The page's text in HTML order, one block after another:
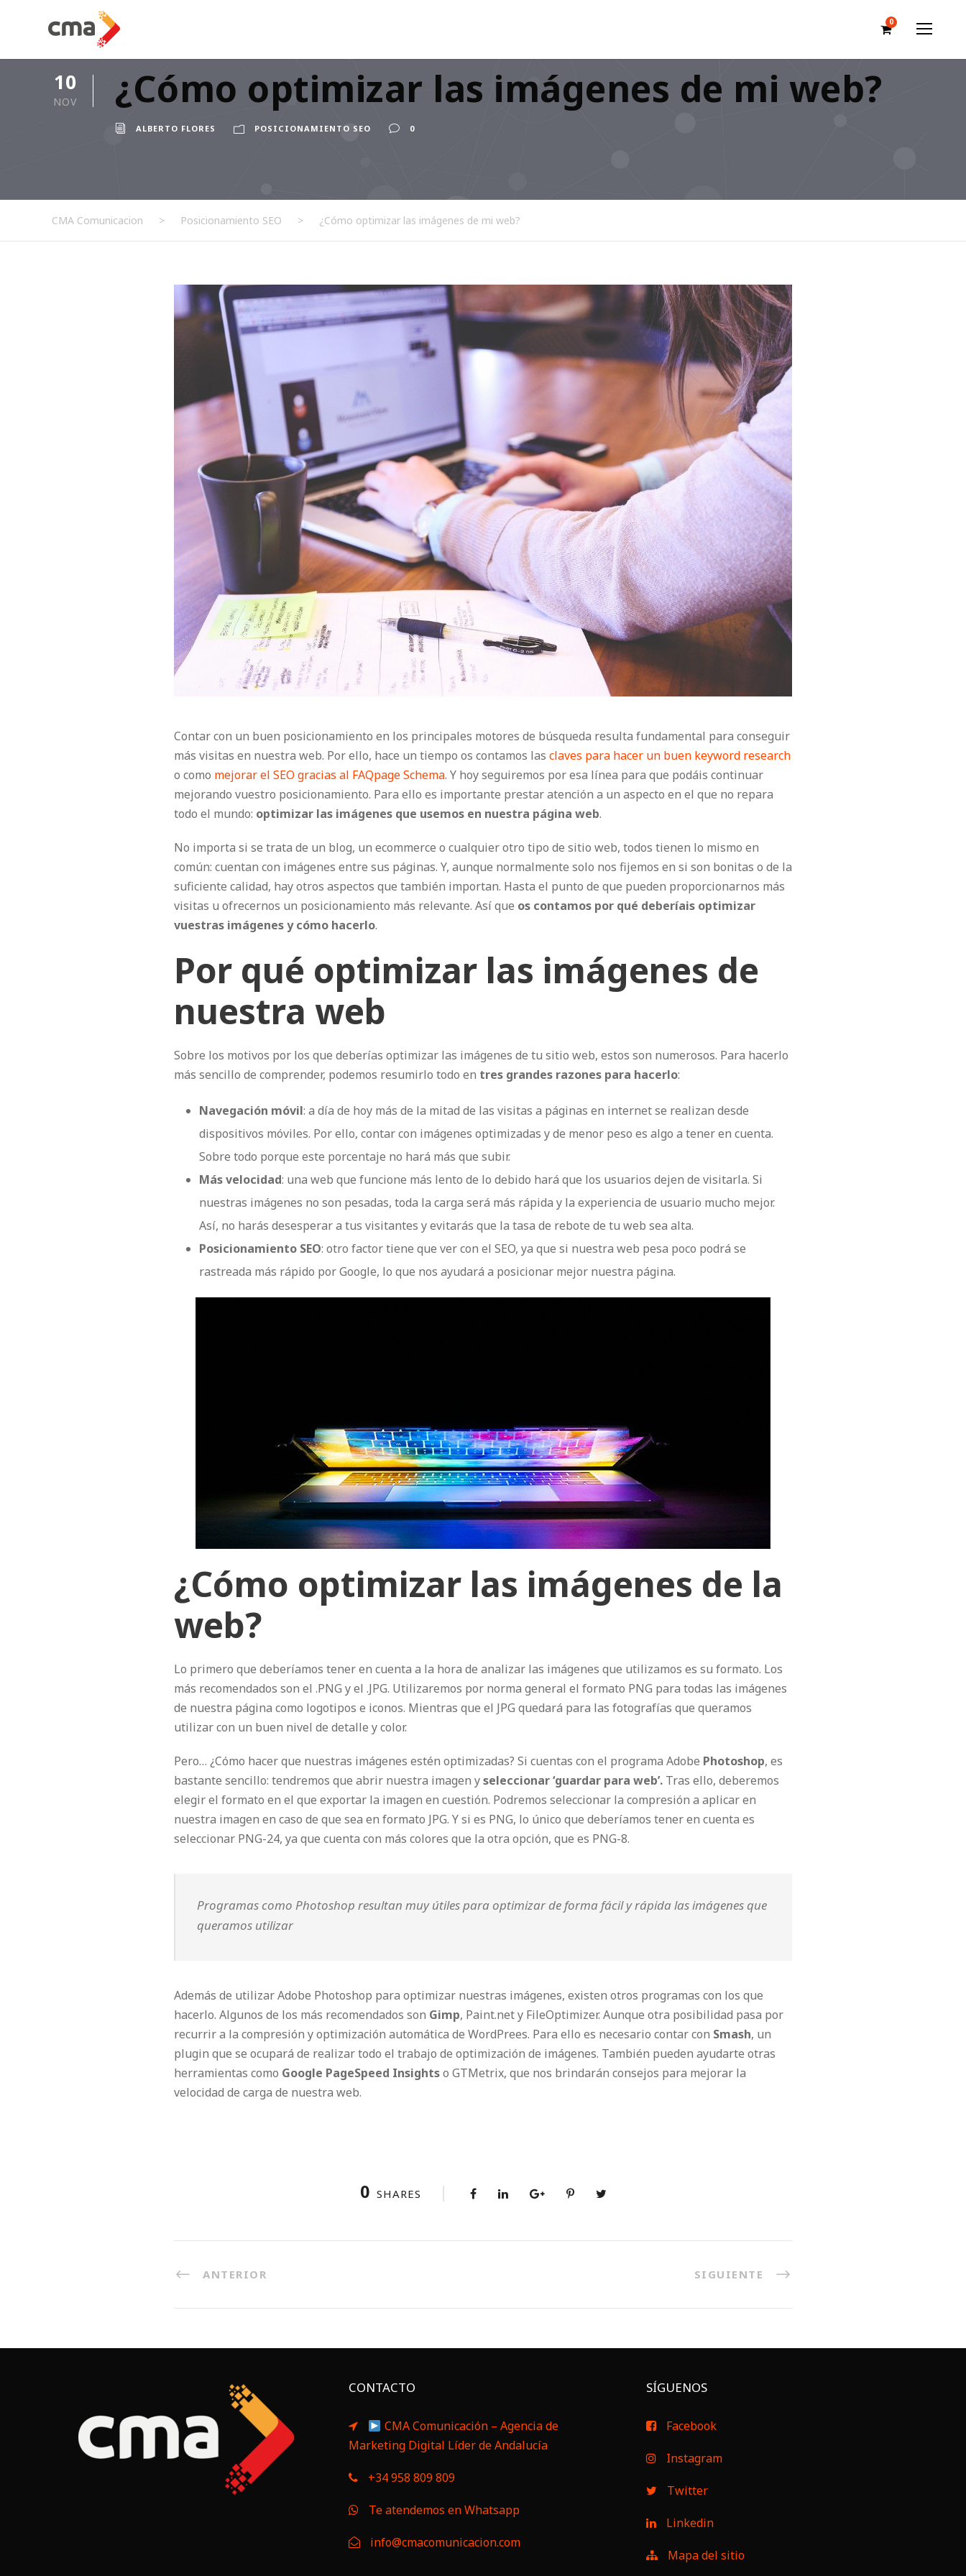
0
10
NOV ¿Cómo optimizar las imágenes de mi web?
ALBERTO FLORES POSICIONAMIENTO SEO 0
CMA Comunicacion > Posicionamiento SEO > ¿Cómo optimizar las imágenes de mi web?
Contar con un buen posicionamiento en los principales motores de búsqueda resulta fundamental para conseguir
más visitas en nuestra web. Por ello, hace un tiempo os contamos las claves para hacer un buen keyword research
o como mejorar el SEO gracias al FAQpage Schema. Y hoy seguiremos por esa línea para que podáis continuar
mejorando vuestro posicionamiento. Para ello es importante prestar atención a un aspecto en el que no repara
todo el mundo: optimizar las imágenes que usemos en nuestra página web.
No importa si se trata de un blog, un ecommerce o cualquier otro tipo de sitio web, todos tienen lo mismo en
común: cuentan con imágenes entre sus páginas. Y, aunque normalmente solo nos fijemos en si son bonitas o de la
suficiente calidad, hay otros aspectos que también importan. Hasta el punto de que pueden proporcionarnos más
visitas u ofrecernos un posicionamiento más relevante. Así que os contamos por qué deberíais optimizar
vuestras imágenes y cómo hacerlo.
Por qué optimizar las imágenes de
nuestra web
Sobre los motivos por los que deberías optimizar las imágenes de tu sitio web, estos son numerosos. Para hacerlo
más sencillo de comprender, podemos resumirlo todo en tres grandes razones para hacerlo:
Navegación móvil: a día de hoy más de la mitad de las visitas a páginas en internet se realizan desde
dispositivos móviles. Por ello, contar con imágenes optimizadas y de menor peso es algo a tener en cuenta.
Sobre todo porque este porcentaje no hará más que subir.
Más velocidad: una web que funcione más lento de lo debido hará que los usuarios dejen de visitarla. Si
nuestras imágenes no son pesadas, toda la carga será más rápida y la experiencia de usuario mucho mejor.
Así, no harás desesperar a tus visitantes y evitarás que la tasa de rebote de tu web sea alta.
Posicionamiento SEO: otro factor tiene que ver con el SEO, ya que si nuestra web pesa poco podrá se
rastreada más rápido por Google, lo que nos ayudará a posicionar mejor nuestra página.
¿Cómo optimizar las imágenes de la
web?
Lo primero que deberíamos tener en cuenta a la hora de analizar las imágenes que utilizamos es su formato. Los
más recomendados son el .PNG y el .JPG. Utilizaremos por norma general el formato PNG para todas las imágenes
de nuestra página como logotipos e iconos. Mientras que el JPG quedará para las fotografías que queramos
utilizar con un buen nivel de detalle y color.
Pero… ¿Cómo hacer que nuestras imágenes estén optimizadas? Si cuentas con el programa Adobe Photoshop, es
bastante sencillo: tendremos que abrir nuestra imagen yseleccionar ‘guardar para web’. Tras ello, deberemos
elegir el formato en el que exportar la imagen en cuestión. Podremos seleccionar la compresión a aplicar en
nuestra imagen en caso de que sea en formato JPG. Y si es PNG, lo único que deberíamos tener en cuenta es
seleccionar PNG-24, ya que cuenta con más colores que la otra opción, que es PNG-8.
Programas como Photoshop resultan muy útiles para optimizar de forma fácil y rápida las imágenes que
queramos utilizar
Además de utilizar Adobe Photoshop para optimizar nuestras imágenes, existen otros programas con los que
hacerlo. Algunos de los más recomendados son Gimp, Paint.net y FileOptimizer. Aunque otra posibilidad pasa por
recurrir a la compresión y optimización automática de WordPrees. Para ello es necesario contar con Smash, un
plugin que se ocupará de realizar todo el trabajo de optimización de imágenes. También pueden ayudarte otras
herramientas como Google PageSpeed Insightso GTMetrix, que nos brindarán consejos para mejorar la
velocidad de carga de nuestra web.
0 SHARES
ANTERIOR SIGUIENTE
CONTACTO
CMA Comunicación – Agencia de
Marketing Digital Líder de Andalucía
+34 958 809 809
Te atendemos en Whatsapp
info@cmacomunicacion.com
SÍGUENOS
Facebook
Instagram
Twitter
Linkedin
Mapa del sitio